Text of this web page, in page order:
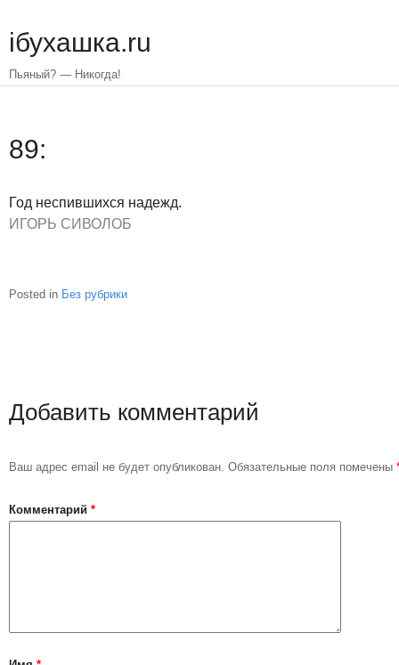
to
main
content
iбухашка.ru
Пьяный? — Никогда!
89:
Год неспившихся надежд.
ИГОРЬ СИВОЛОБ
Posted in Без рубрики
Добавить комментарий
Ваш адрес email не будет опубликован. Обязательные поля помечены
Комментарий *